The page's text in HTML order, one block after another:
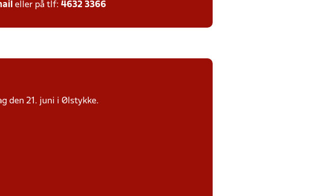
eller på tlf: 4632 3366
den 21. juni i Ølstykke.